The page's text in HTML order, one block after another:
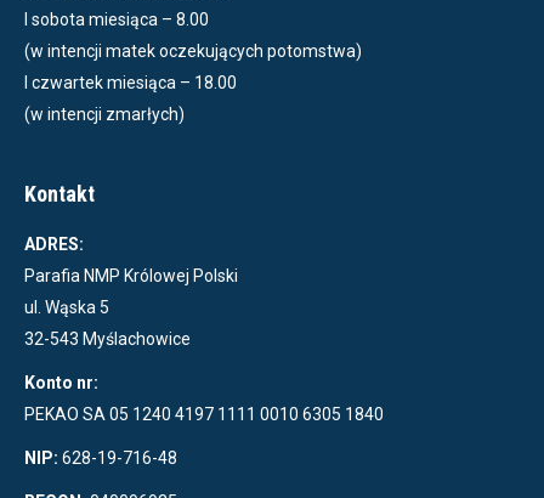
I sobota miesiąca – 8.00
(w intencji matek oczekujących potomstwa)
I czwartek miesiąca – 18.00
(w intencji zmarłych)
Kontakt
ADRES:
Parafia NMP Królowej Polski
ul. Wąska 5
32-543 Myślachowice
Konto nr:
PEKAO SA 05 1240 4197 1111 0010 6305 1840
NIP: 628-19-716-48